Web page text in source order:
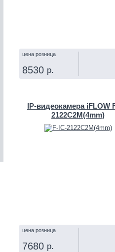
цена розница
8530 р.
IP‑видеокамера iFLOW
2122C2M(4mm)
цена розница
7680 р.